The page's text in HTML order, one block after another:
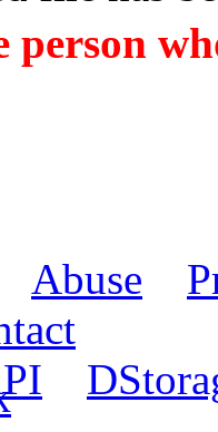
Abuse